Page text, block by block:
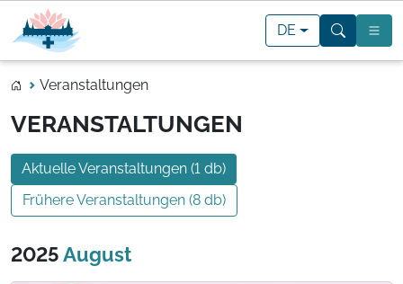
DE
Veranstaltungen
VERANSTALTUNGEN
Aktuelle Veranstaltungen (1 db)
Frühere Veranstaltungen (8 db)
2025August